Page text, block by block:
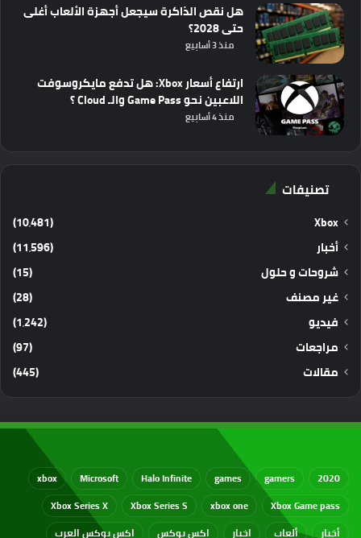
هل نقص الذاكرة سيجعل أجهزة الألعاب أغلى
حتى 2028؟
منذ 3 أسابيع
ارتفاع أسعار Xbox: هل تدفع مايكروسوفت
اللاعبين نحو Game Pass والـ Cloud ؟
منذ 4 أسابيع
تصنيفات
Xbox
(10٬481)
أخبار
(11٬596)
شروحات و حلول
(15)
غير مصنف
(28)
فيديو
(1٬242)
مراجعات
(97)
مقالات
(445)
2020
gamers
games
Halo Infinite
Microsoft
xbox
Xbox Game pass
xbox one
Xbox Series S
Xbox Series X
أخبار
ألعاب اخبار اكس بوكس
اكس بوكس العرب